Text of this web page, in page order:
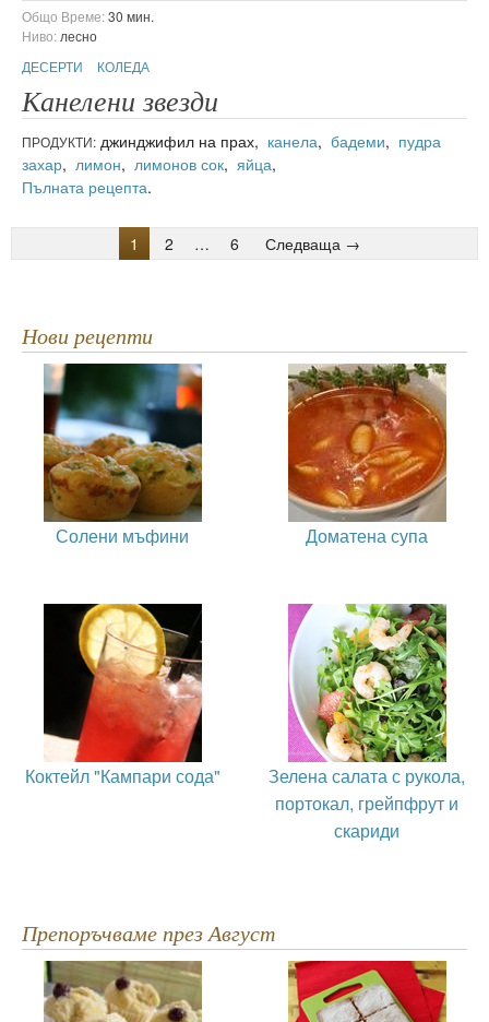
Общо Време:30 мин.
Ниво: лесно
ДЕСЕРТИ
КОЛЕДА
Канелени звезди
ПРОДУКТИ: джинджифил на прах, канела, бадеми, пудра
захар, лимон, лимонов сок, яйца,
Пълната рецепта.
1 2 … 6 Следваща →
Нови рецепти
Солени мъфини Доматена супа
Коктейл "Кампари сода"
Зелена салата с рукола,
портокал, грейпфрут и
скариди
Препоръчваме през Август